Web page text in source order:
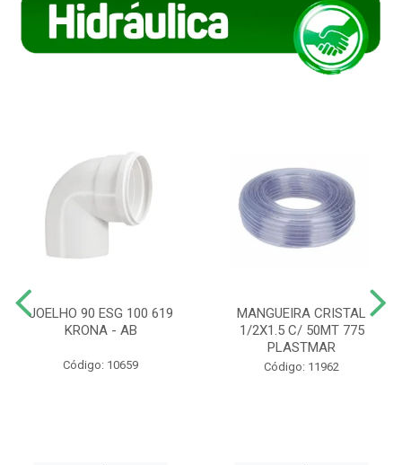
JOELHO 90 ESG 100 619
KRONA - AB
Código: 10659
MANGUEIRA CRISTAL
1/2X1.5 C/ 50MT 775
PLASTMAR
Código: 11962